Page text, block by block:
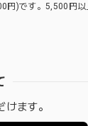
円)です。5,500円以
ます。